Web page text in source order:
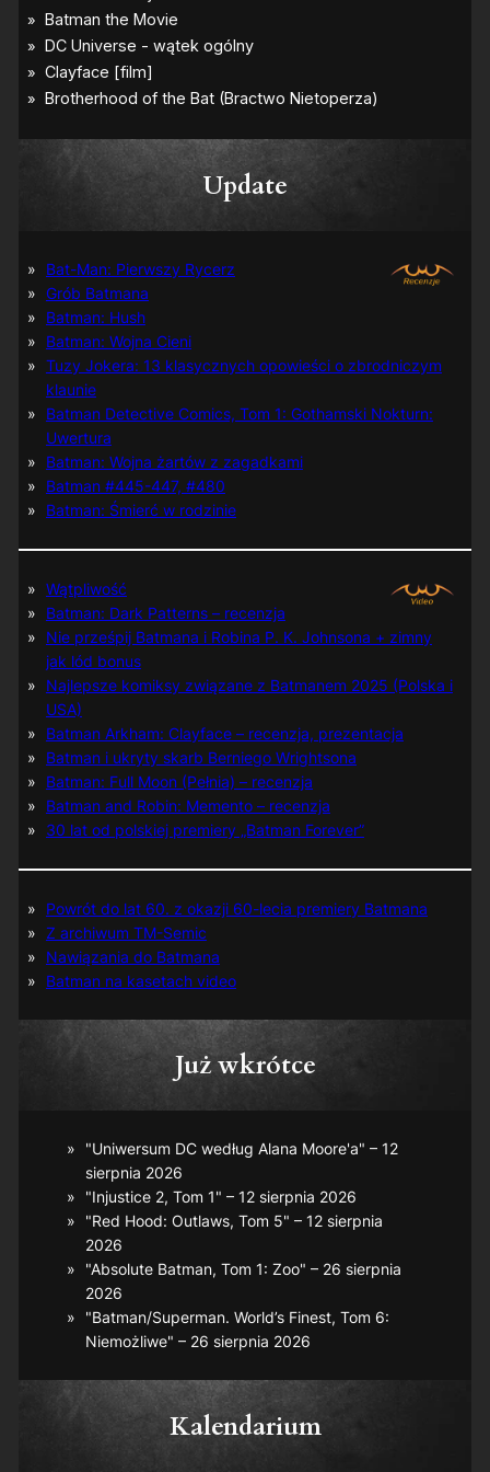
Update
Bat-Man: Pierwszy Rycerz
Grób Batmana
Batman: Hush
Batman: Wojna Cieni
Tuzy Jokera: 13 klasycznych opowieści o zbrodniczym
klaunie
Batman Detective Comics, Tom 1: Gothamski Nokturn:
Uwertura
Batman: Wojna żartów z zagadkami
Batman #445-447, #480
Batman: Śmierć w rodzinie
Wątpliwość
Batman: Dark Patterns – recenzja
Nie prześpij Batmana i Robina P. K. Johnsona + zimny
jak lód bonus
Najlepsze komiksy związane z Batmanem 2025 (Polska i
USA)
Batman Arkham: Clayface – recenzja, prezentacja
Batman i ukryty skarb Berniego Wrightsona
Batman: Full Moon (Pełnia) – recenzja
Batman and Robin: Memento – recenzja
30 lat od polskiej premiery „Batman Forever”
Powrót do lat 60. z okazji 60-lecia premiery Batmana
Z archiwum TM-Semic
Nawiązania do Batmana
Batman na kasetach video
Już wkrótce
"Uniwersum DC według Alana Moore'a" – 12
sierpnia 2026
"Injustice 2, Tom 1" – 12 sierpnia 2026
"Red Hood: Outlaws, Tom 5" – 12 sierpnia
2026
"Absolute Batman, Tom 1: Zoo" – 26 sierpnia
2026
"Batman/Superman. World’s Finest, Tom 6:
Niemożliwe" – 26 sierpnia 2026
Kalendarium